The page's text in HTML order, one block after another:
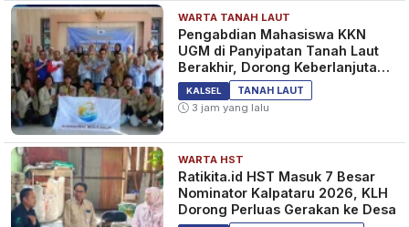
Leo, Libra, Scorpio Apa Warna
Keberuntunganmu? Cek
Ramalan Tarot Zodiak Minggu
Ini 28 Juli - 3 Agustus 2024
LIFESTYLE 2 tahun yang lalu
Libra, Aquarius, Scorpio
Bintang-bintang Promosikan
Anda! Cek Ramalan Zodiak
Cinta Hari Ini 31 Juli 2024
WARTA TANAH LAUT
Pengabdian Mahasiswa KKN
UGM di Panyipatan Tanah Laut
Berakhir, Dorong Keberlanjutan
Program Masyarakat
KALSEL
TANAH LAUT
3 jam yang lalu
WARTA HST
Ratikita.id HST Masuk 7 Besar
Nominator Kalpataru 2026, KLH
Dorong Perluas Gerakan ke Desa